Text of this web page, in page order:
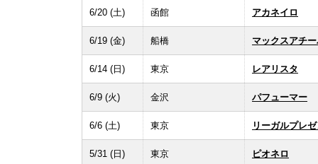
6/20 (土) 函館 アカネイロ
6/19 (金) 船橋 マックスアチ
6/14 (日) 東京 レアリスタ
6/9 (火) 金沢 パフューマー
6/6 (土) 東京 リーガルプレ
5/31 (日) 東京 ピオネロ